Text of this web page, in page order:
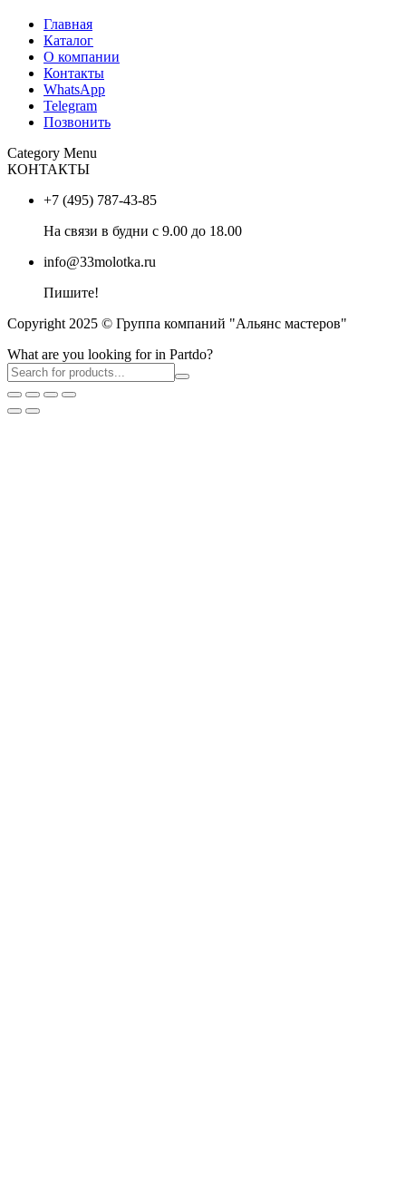
Главная
Каталог
О компании
Контакты
WhatsApp
Telegram
Позвонить
Category Menu
КОНТАКТЫ
+7 (495) 787-43-85
На связи в будни с 9.00 до 18.00
info@33molotka.ru
Пишите!
Copyright 2025 © Группа компаний "Альянс мастеров"
What are you looking for in Partdo?